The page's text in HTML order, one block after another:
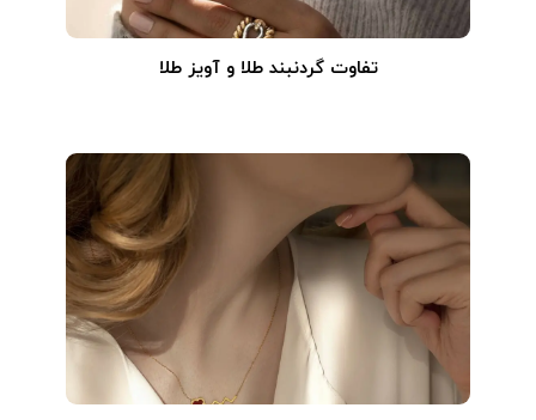
تفاوت گردنبند طلا و آویز طلا